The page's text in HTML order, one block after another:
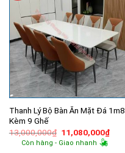
Thanh Lý Bộ Bàn Ăn Mặt Đá 1m8
Kèm 9 Ghế
13,000,000₫ Giá
gốc
là:
11,080,000₫Giá
hiện
Còn hàng - Giao nhanh